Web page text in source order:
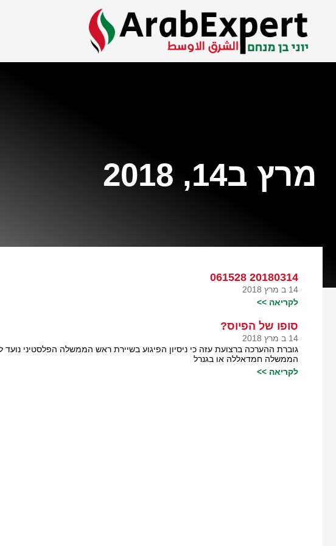
מרץ ב14, 2018
20180314 061528
14 ב מרץ 2018
לקריאה >>
סופו של הפיוס?
14 ב מרץ 2018
גוברת ההערכה ברצועת עזה כי ניסיון הפיגוע בשיירת ראש הממשלה הפלסטיני
הממשלה חמדאללה או בגנרל
לקריאה >>